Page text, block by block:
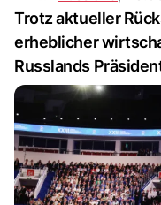
Trotz aktueller
erheblicher
Russlands